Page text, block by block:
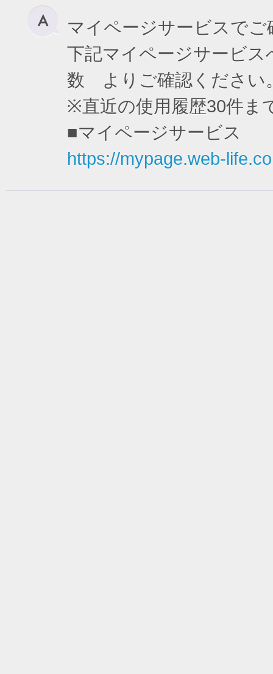
マイページサービスで
下記マイページサービ
数 よりご確認ください
※直近の使用履歴30件ま
■マイページサービス
https://mypage.web-